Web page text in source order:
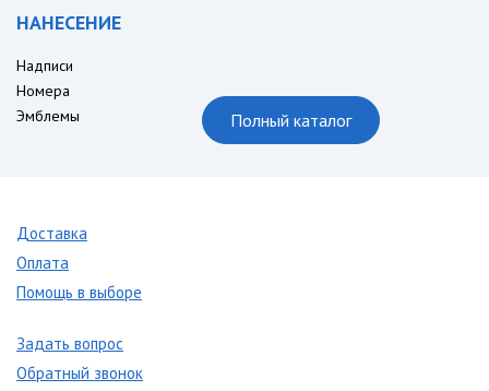
НАНЕСЕНИЕ
Надписи
Номера
Эмблемы
Полный каталог
Доставка
Оплата
Помощь в выборе
Задать вопрос
Обратный звонок